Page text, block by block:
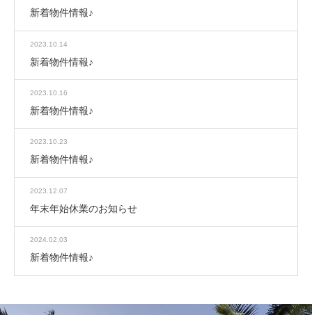
新着物件情報♪
2023.10.14
新着物件情報♪
2023.10.16
新着物件情報♪
2023.10.23
新着物件情報♪
2023.12.07
年末年始休業のお知らせ
2024.02.03
新着物件情報♪